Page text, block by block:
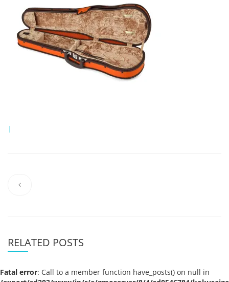
|
RELATED POSTS
Fatal error: Call to a member function have_posts() on null in